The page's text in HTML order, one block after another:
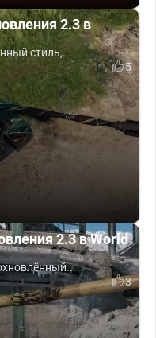
2.3 в
стиль,...
5
2.3 в World
3